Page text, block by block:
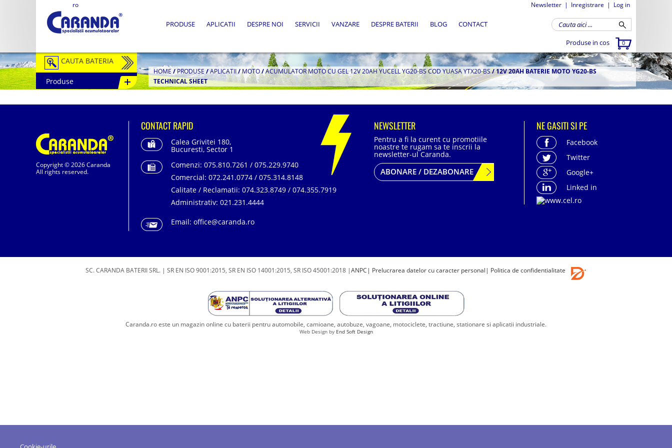
ro Newsletter | Inregistrare | Log in
Produse in cos 0
PRODUSE APLICATII DESPRE NOI SERVICII VANZARE DESPRE BATERII BLOG CONTACT
CAUTA BATERIA
Auto / Moto
Tractiune
Stationare
Redresoare
Produse
HOME/PRODUSE /APLICATII/MOTO/ACUMULATOR MOTO CU GEL 12V 20AH YUCELL YG20-BS COD YUASA YTX20-BS/12V 20AH BATERIE MOTO YG20-BS
TECHNICAL SHEET
Copyright © 2026 Caranda
All rights reserved.
CONTACT RAPID
Calea Grivitei 180,
Bucuresti, Sector 1
Comenzi: 075.810.7261 / 075.229.9740
Comercial: 072.241.0774 / 075.314.8148
Calitate / Reclamatii: 074.323.8749 / 074.355.7919
Administrativ: 021.231.4444
Email: office@caranda.ro
NEWSLETTER
Pentru a fi la curent cu promotiile
noastre te rugam sa te inscrii la
newsletter-ul Caranda.
ABONARE / DEZABONARE
NE GASITI SI PE
Facebook
Twitter
Google+
Linked in
SC. CARANDA BATERII SRL. | SR EN ISO 9001:2015, SR EN ISO 14001:2015, SR ISO 45001:2018 |ANPC | Prelucrarea datelor cu caracter personal | Politica de confidentialitate
Caranda.ro este un magazin online cu baterii pentru automobile, camioane, autobuze, vagoane, motociclete, tractiune, stationare si aplicatii industriale.
Web Design by End Soft Design